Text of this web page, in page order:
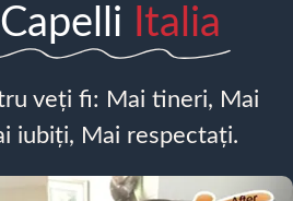
Capelli Italia
veți fi: Mai tineri, Mai
iubiți, Mai respectați.